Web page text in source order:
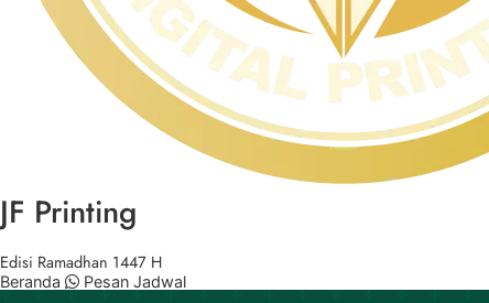
JF Printing
Edisi Ramadhan 1447 H
Beranda Pesan Jadwal